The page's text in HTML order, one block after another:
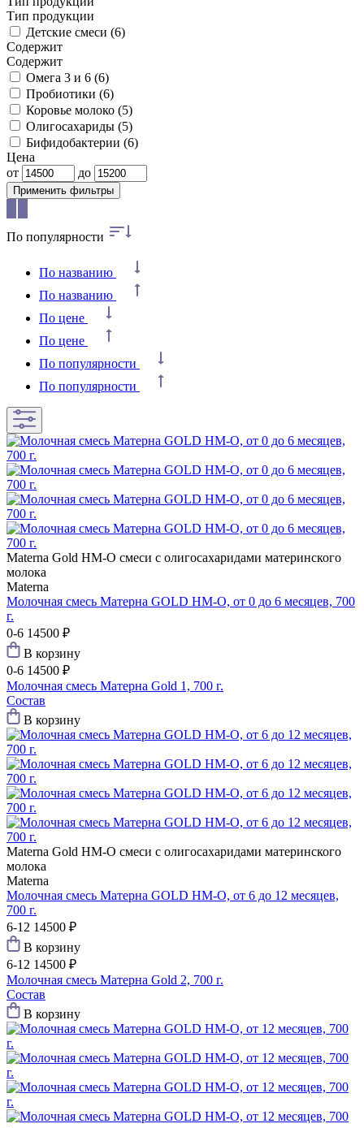
Тип продукции
Детские смеси (6)
Содержит
Содержит
Омега 3 и 6 (6)
Пробиотики (6)
Коровье молоко (5)
Олигосахариды (5)
Бифидобактерии (6)
Цена
от
до
Применить фильтры
По популярности
По названию
По названию
По цене
По цене
По популярности
По популярности
Materna Gold HM-O смеси с олигосахаридами материнского
молока
Materna
Молочная смесь Матерна GOLD HM-O, от 0 до 6 месяцев, 700
г.
0-6 14500 ₽
В корзину
0-6 14500 ₽
Молочная смесь Матерна Gold 1, 700 г.
Состав
В корзину
Materna Gold HM-O смеси с олигосахаридами материнского
молока
Materna
Молочная смесь Матерна GOLD HM-O, от 6 до 12 месяцев,
700 г.
6-12 14500 ₽
В корзину
6-12 14500 ₽
Молочная смесь Матерна Gold 2, 700 г.
Состав
В корзину